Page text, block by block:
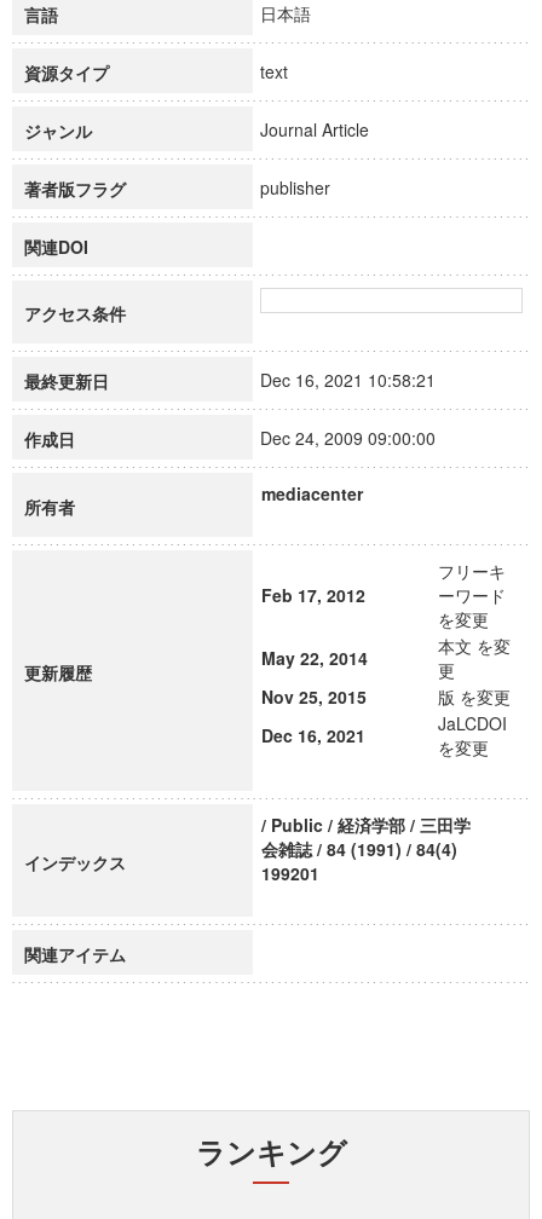
言語 日本語
資源タイプ text
ジャンル Journal Article
著者版フラグ publisher
関連DOI
アクセス条件
最終更新日 Dec 16, 2021 10:58:21
作成日 Dec 24, 2009 09:00:00
所有者
mediacenter
更新履歴
Feb 17, 2012
フリーキ
ーワード
を変更
May 22, 2014
本文 を変
更
Nov 25, 2015
版 を変更
Dec 16, 2021
JaLCDOI
を変更
インデックス
/ Public / 経済学部 / 三田学
会雑誌 / 84 (1991) / 84(4)
199201
関連アイテム
ランキング